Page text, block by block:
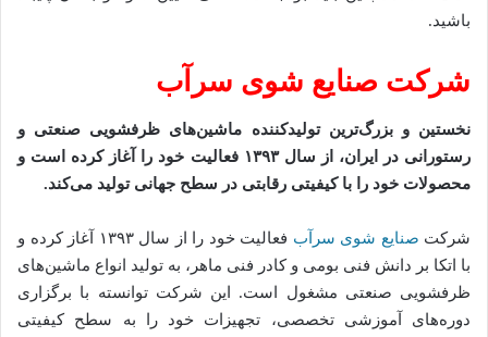
باشید.
شرکت صنایع شوی سرآب
نخستین و بزرگ‌ترین تولیدکننده ماشین‌های ظرفشویی صنعتی و
رستورانی در ایران، از سال ۱۳۹۳ فعالیت خود را آغاز کرده است و
محصولات خود را با کیفیتی رقابتی در سطح جهانی تولید می‌کند.
شرکت صنایع شوی سرآب
فعالیت خود را از سال ۱۳۹۳ آغاز کرده و
با اتکا بر دانش فنی بومی و کادر فنی ماهر، به تولید انواع ماشین‌های
ظرفشویی صنعتی مشغول است. این شرکت توانسته با برگزاری
دوره‌های آموزشی تخصصی، تجهیزات خود را به سطح کیفیتی